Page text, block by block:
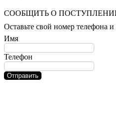
СООБЩИТЬ О
Оставьте свой номер телефона
Имя
Телефон
Отправить